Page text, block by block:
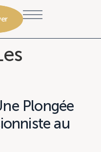
Plongée
au